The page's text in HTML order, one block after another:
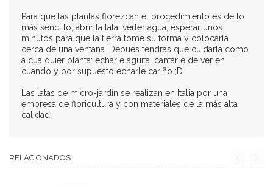
Para que las plantas florezcan el procedimiento es de lo
más sencillo, abrir la lata, verter agua, esperar unos
minutos para que la tierra tome su forma y colocarla
cerca de una ventana. Depués tendrás que cuidarla como
a cualquier planta: echarle aguita, cantarle de ver en
cuando y por supuesto echarle cariño ;D
Las latas de micro-jardín se realizan en Italia por una
empresa de floricultura y con materiales de la más alta
calidad.
RELACIONADOS